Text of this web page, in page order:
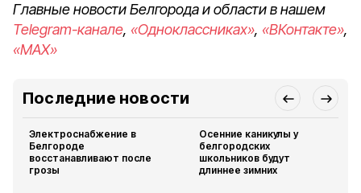
Главные новости Белгорода и области в нашем
Telegram-канале, «Одноклассниках», «ВКонтакте»,
«MAX»
Последние новости
Электроснабжение в
Белгороде
восстанавливают после
грозы
Осенние каникулы у
белгородских
школьников будут
длиннее зимних